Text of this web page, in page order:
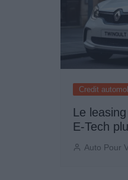
Credit
Le
E-Tech
Auto Pour